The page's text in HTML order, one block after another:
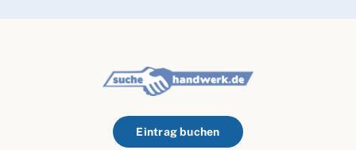
Eintrag buchen